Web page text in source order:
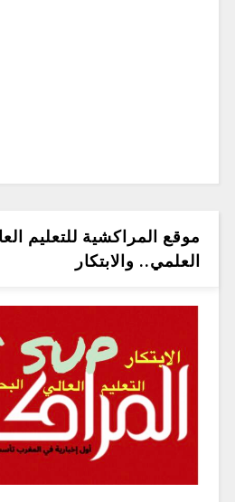
موقع المراكشية للتعليم
العلمي.. والابتكار